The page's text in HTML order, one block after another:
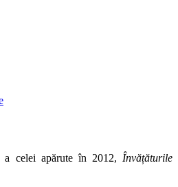
a celei apărute în 2012, Învățăturile